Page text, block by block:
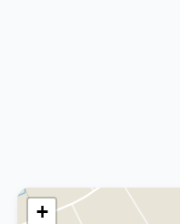
+